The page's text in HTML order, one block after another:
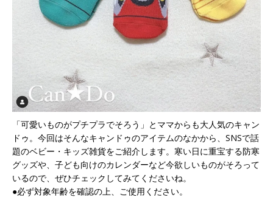
「可愛いものがプチプラでそろう」とママからも大人気のキャン
ドゥ。今回はそんなキャンドゥのアイテムのなかから、SNSで話
題のベビー・キッズ雑貨をご紹介します。寒い日に重宝する防寒
グッズや、子ども向けのカレンダーなど今欲しいものがそろって
いるので、ぜひチェックしてみてくださいね。
●必ず対象年齢を確認の上、ご使用ください。